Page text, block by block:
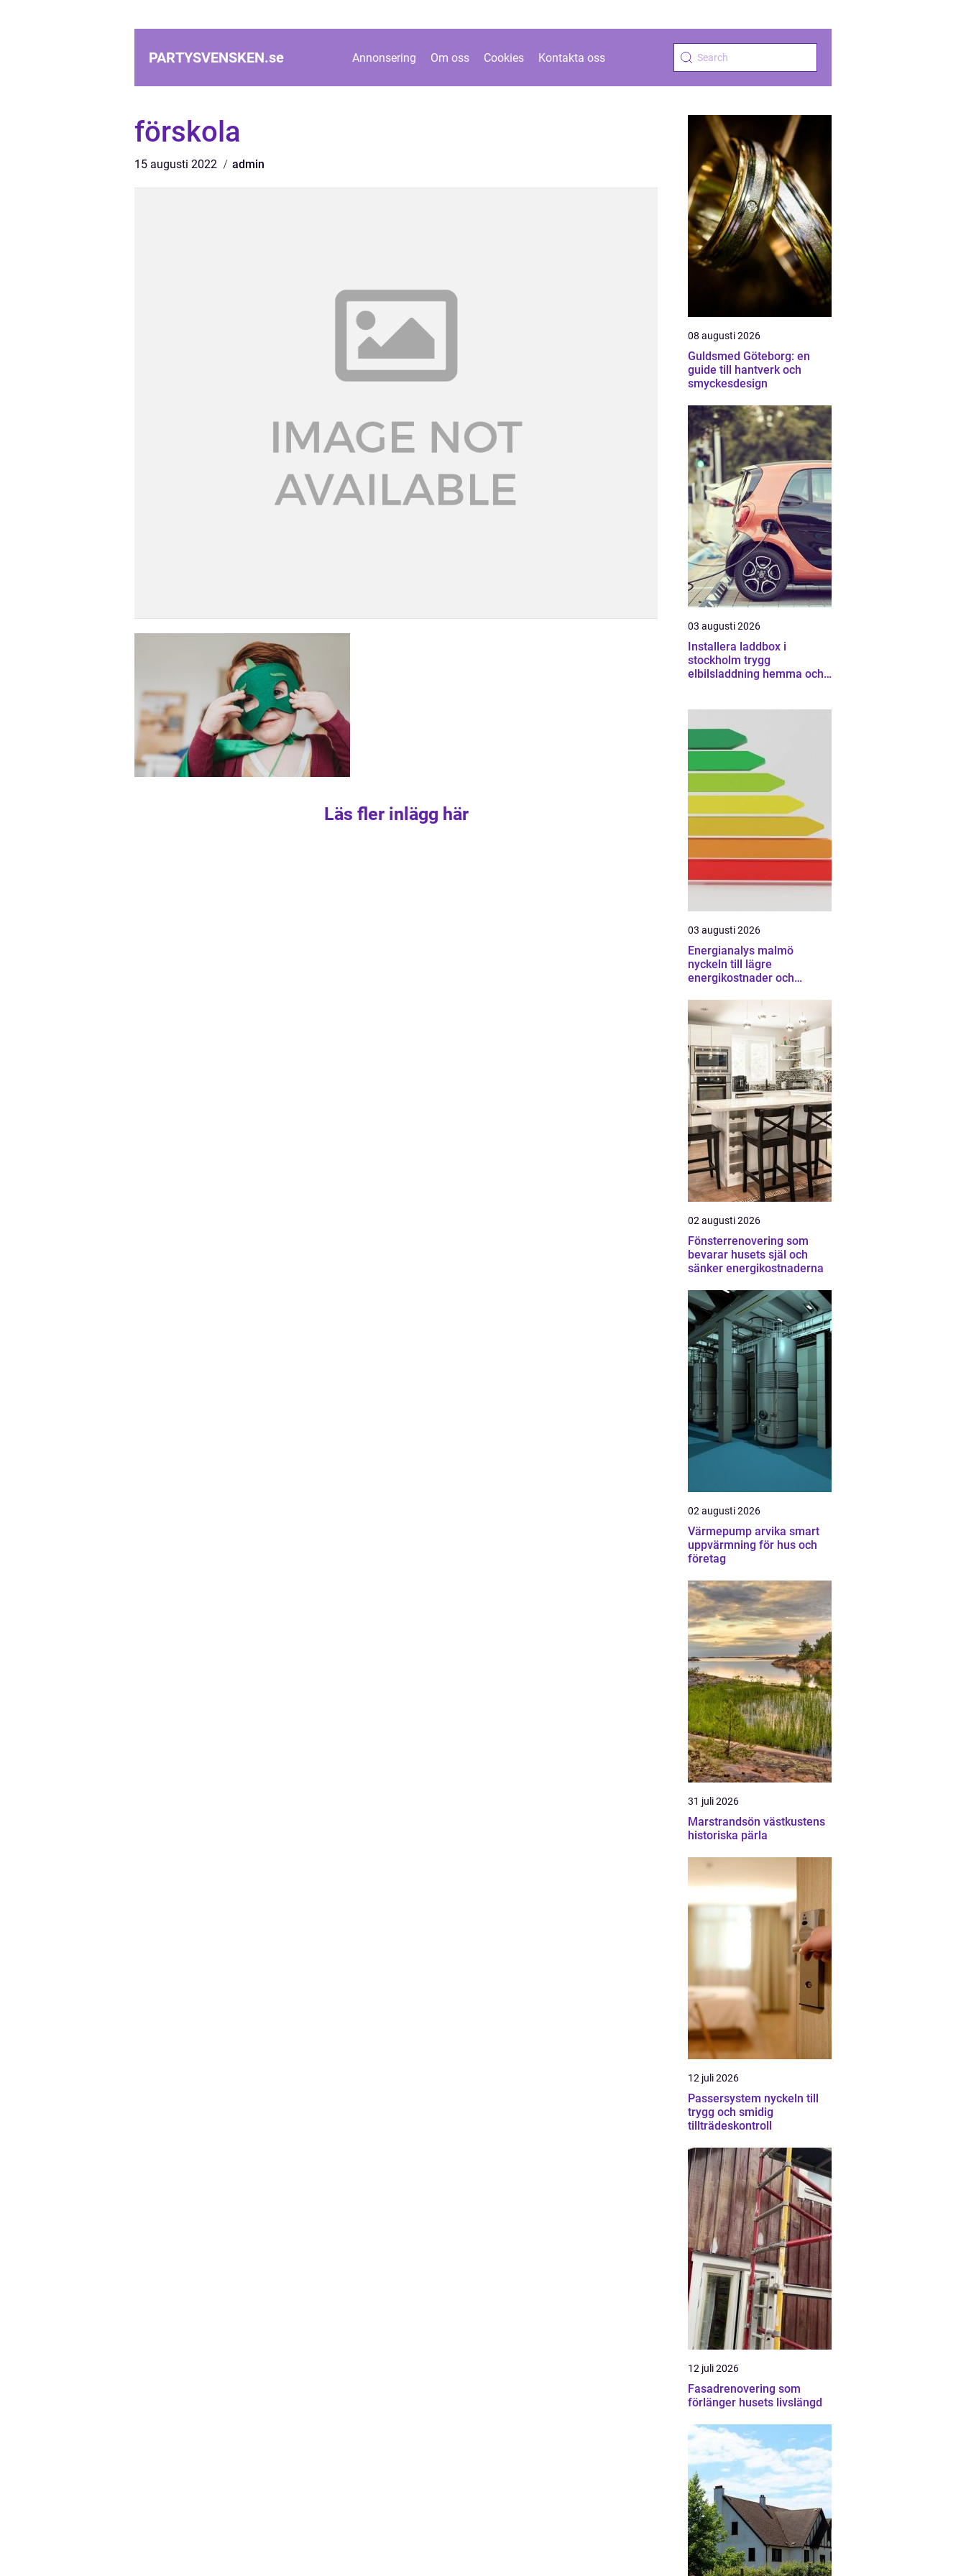
PARTYSVENSKEN.se Annonsering Om oss Cookies Kontakta oss
förskola
15 augusti 2022 admin
Läs fler inlägg här
08 augusti 2026
Guldsmed Göteborg: en
guide till hantverk och
smyckesdesign
03 augusti 2026
Installera laddbox i
stockholm trygg
elbilsladdning hemma och
03 augusti 2026
Energianalys malmö
nyckeln till lägre
energikostnader och
02 augusti 2026
Fönsterrenovering som
bevarar husets själ och
sänker energikostnaderna
02 augusti 2026
Värmepump arvika smart
uppvärmning för hus och
företag
31 juli 2026
Marstrandsön västkustens
historiska pärla
12 juli 2026
Passersystem nyckeln till
trygg och smidig
tillträdeskontroll
12 juli 2026
Fasadrenovering som
förlänger husets livslängd